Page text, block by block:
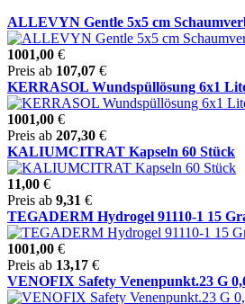
ALLEVYN Gentle 5x5 cm
1001,00 €
Preis ab 107,07 €
KERRASOL Wundspüllösung 6x1
1001,00 €
Preis ab 207,30 €
KALIUMCITRAT Kapseln 60 Stück
11,00 €
Preis ab 9,31 €
TEGADERM Hydrogel 91110-1 15
1001,00 €
Preis ab 13,17 €
VENOFIX Safety Venenpunkt.23 G